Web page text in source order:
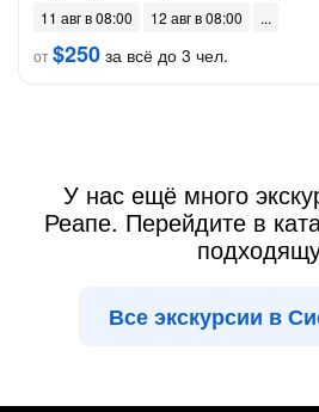
11 авг в 08:00
12 авг в 08:00
от$250 за всё до 3 чел.
У нас ещё много
Реапе. Перейдите в
Все экскурсии в